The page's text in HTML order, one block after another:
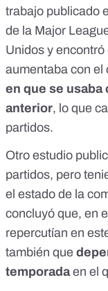
trabajo publicado
de la Major
Unidos y
aumentaba con el
en que se usaba
anterior, lo que
partidos.
Otro estudio
partidos, pero
el estado de la
concluyó que, en
repercutían en
también que
temporadaen el